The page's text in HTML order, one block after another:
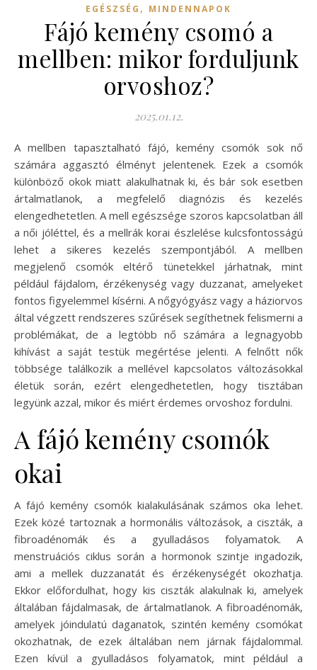
EGÉSZSÉG , MINDENNAPOK
Fájó kemény csomó a
mellben: mikor forduljunk
orvoshoz?
2025.01.12.
A mellben tapasztalható fájó, kemény csomók sok nő
számára aggasztó élményt jelentenek. Ezek a csomók
különböző okok miatt alakulhatnak ki, és bár sok esetben
ártalmatlanok, a megfelelő diagnózis és kezelés
elengedhetetlen. A mell egészsége szoros kapcsolatban áll
a női jóléttel, és a mellrák korai észlelése kulcsfontosságú
lehet a sikeres kezelés szempontjából. A mellben
megjelenő csomók eltérő tünetekkel járhatnak, mint
például fájdalom, érzékenység vagy duzzanat, amelyeket
fontos figyelemmel kísérni. A nőgyógyász vagy a háziorvos
által végzett rendszeres szűrések segíthetnek felismerni a
problémákat, de a legtöbb nő számára a legnagyobb
kihívást a saját testük megértése jelenti. A felnőtt nők
többsége találkozik a mellével kapcsolatos változásokkal
életük során, ezért elengedhetetlen, hogy tisztában
legyünk azzal, mikor és miért érdemes orvoshoz fordulni.
A fájó kemény csomók
okai
A fájó kemény csomók kialakulásának számos oka lehet.
Ezek közé tartoznak a hormonális változások, a ciszták, a
fibroadénomák és a gyulladásos folyamatok. A
menstruációs ciklus során a hormonok szintje ingadozik,
ami a mellek duzzanatát és érzékenységét okozhatja.
Ekkor előfordulhat, hogy kis ciszták alakulnak ki, amelyek
általában fájdalmasak, de ártalmatlanok. A fibroadénomák,
amelyek jóindulatú daganatok, szintén kemény csomókat
okozhatnak, de ezek általában nem járnak fájdalommal.
Ezen kívül a gyulladásos folyamatok, mint például a